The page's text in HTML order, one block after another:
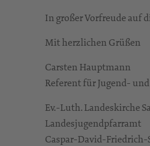
In großer Vorfreude auf
Mit herzlichen Grüßen
Carsten Hauptmann
Referent für Jugend-
Ev.-Luth. Landeskirche
Landesjugendpfarramt
Caspar-David-Friedrich-